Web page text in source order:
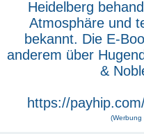
Heidelberg
Atmosphäre und
bekannt. Die E-
anderem über
&
https://
(Werbung